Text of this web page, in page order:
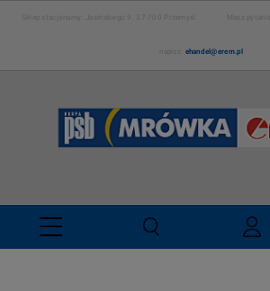
Sklep stacjonarny: Jasińskiego 9, 37-700 Przemyśl Masz pytania
ehandel@erem.pl